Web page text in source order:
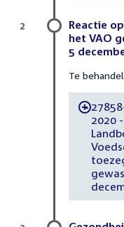
Reactie
het VAO
5
Te
-
2020
2